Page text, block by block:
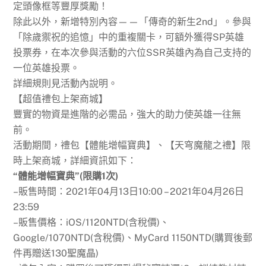
定頭像框等豐厚獎勵！
除此以外，新增特別內容——「傳奇的新生2nd」。參與
「除歲禦祝的追憶」中的重複關卡，可額外獲得SP英雄
投票券，在本次參與活動的六位SSR英雄內為自己支持的
一位英雄投票。
詳細規則見活動內說明。
【超值禮包上架商城】
豐實的物資是進階的必需品，強大的助力使英雄一往無
前。
活動期間，禮包【體能增幅寶典】、【天穹魔龍之禮】限
時上架商城，詳細資訊如下：
“體能增幅寶典”(限購1次)
–販售時間：2021年04月13日10:00 – 2021年04月26日
23:59
–販售價格：iOS/1120NTD(含稅價)、
Google/1070NTD(含稅價)、MyCard 1150NTD(購買後郵
件再贈送130聖魔晶)